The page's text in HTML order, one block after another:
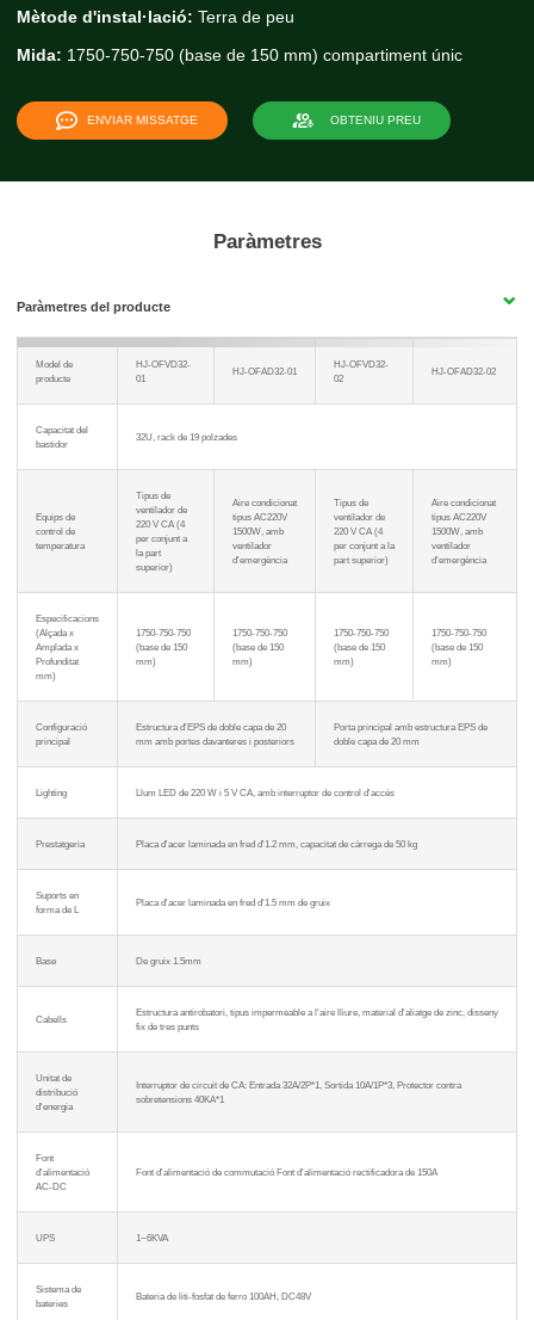
Mètode d'instal·lació: Terra de peu
Mida: 1750-750-750 (base de 150 mm) compartiment únic
ENVIAR MISSATGE OBTENIU PREU
Paràmetres
Paràmetres del producte
Model de
producte
HJ-OFVD32-
01
HJ-OFAD32-01
HJ-OFVD32-
02
HJ-OFAD32-02
Capacitat del
bastidor
32U, rack de 19 polzades
Equips de
control de
temperatura
Tipus de
ventilador de
220 V CA (4
per conjunt a
la part
superior)
Aire condicionat
tipus AC220V
1500W, amb
ventilador
d'emergència
Tipus de
ventilador de
220 V CA (4
per conjunt a la
part superior)
Aire condicionat
tipus AC220V
1500W, amb
ventilador
d'emergència
Especificacions
(Alçada x
Amplada x
Profunditat
mm)
1750-750-750
(base de 150
mm)
1750-750-750
(base de 150
mm)
1750-750-750
(base de 150
mm)
1750-750-750
(base de 150
mm)
Configuració
principal
Estructura d'EPS de doble capa de 20
mm amb portes davanteres i posteriors
Porta principal amb estructura EPS de
doble capa de 20 mm
Lighting Llum LED de 220 W i 5 V CA, amb interruptor de control d'accés
Prestatgeria Placa d'acer laminada en fred d'1.2 mm, capacitat de càrrega de 50 kg
Suports en
forma de L
Placa d'acer laminada en fred d'1.5 mm de gruix
Base De gruix 1.5mm
Cabells
Estructura antirobatori, tipus impermeable a l'aire lliure, material d'aliatge de zinc, disseny
fix de tres punts
Unitat de
distribució
d'energia
Interruptor de circuit de CA: Entrada 32A/2P*1, Sortida 10A/1P*3, Protector contra
sobretensions 40KA*1
Font
d'alimentació
AC-DC
Font d'alimentació de commutació Font d'alimentació rectificadora de 150A
UPS 1~6KVA
Sistema de
bateries
Bateria de liti-fosfat de ferro 100AH, DC48V